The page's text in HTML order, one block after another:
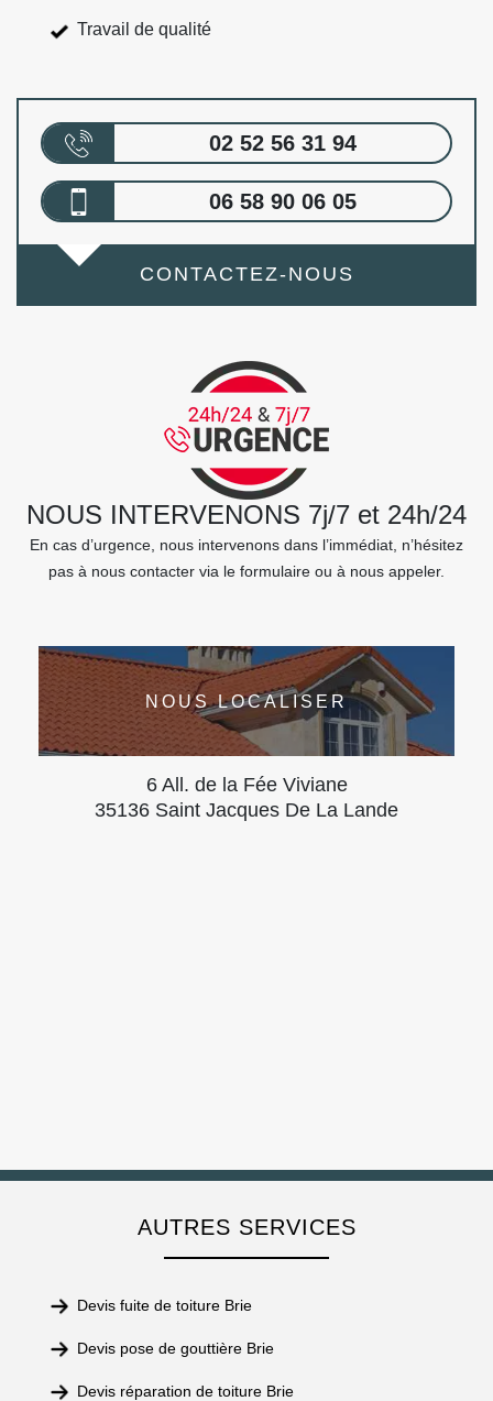
Travail de qualité
02 52 56 31 94
06 58 90 06 05
CONTACTEZ-NOUS
NOUS INTERVENONS 7j/7 et 24h/24
En cas d’urgence, nous intervenons dans l’immédiat, n’hésitez
pas à nous contacter via le formulaire ou à nous appeler.
NOUS LOCALISER
6 All. de la Fée Viviane
35136 Saint Jacques De La Lande
AUTRES SERVICES
Devis fuite de toiture Brie
Devis pose de gouttière Brie
Devis réparation de toiture Brie